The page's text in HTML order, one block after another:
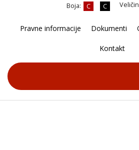
C C
Boja:
Pravne informacije Dokumenti
Kontakt